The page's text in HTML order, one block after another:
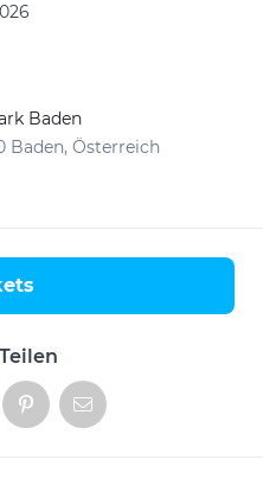
Baden
Baden, Österreich